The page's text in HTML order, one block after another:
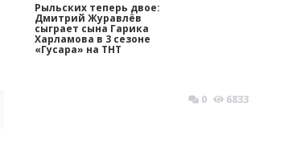
Рыльских теперь двое:
Дмитрий Журавлёв
сыграет сына Гарика
Харламова в 3 сезоне
«Гусара» на ТНТ
0 6833